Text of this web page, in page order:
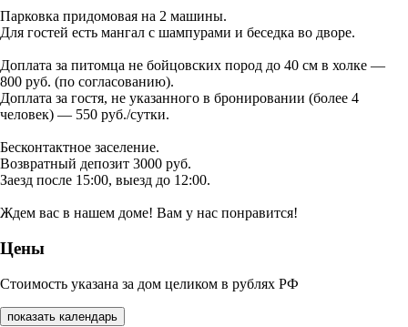
Парковка придомовая на 2 машины.
Для гостей есть мангал с шампурами и беседка во дворе.
Доплата за питомца не бойцовских пород до 40 см в холке —
800 руб. (по согласованию).
Доплата за гостя, не указанного в бронировании (более 4
человек) — 550 руб./сутки.
Бесконтактное заселение.
Возвратный депозит 3000 руб.
Заезд после 15:00, выезд до 12:00.
Ждем вас в нашем доме! Вам у нас понравится!
Цены
Стоимость указана за дом целиком в рублях РФ
показать календарь